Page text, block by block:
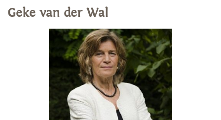
Geke van der Wal